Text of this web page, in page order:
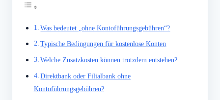
Was bedeutet „ohne Kontoführungsgebühren“?
Typische Bedingungen für kostenlose Konten
Welche Zusatzkosten können trotzdem entstehen?
Direktbank oder Filialbank ohne
Kontoführungsgebühren?